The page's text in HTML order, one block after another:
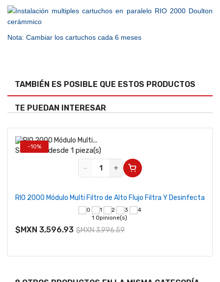
Nota: Cambiar los cartuchos cada 6 meses
TAMBIÉN ES POSIBLE QUE ESTOS PRODUCTOS
TE PUEDAN INTERESAR
-10%
Se vende desde 1 pieza(s)
−
+
RIO 2000 Módulo Multi Filtro de Alto Flujo Filtra Y Desinfecta
1 Opinione(s)
$MXN 3,596.93 $MXN 3,996.59